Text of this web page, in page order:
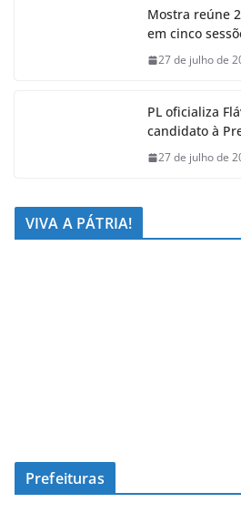
Mostra reúne
em cinco
27 de julho de
PL oficializa
candidato à
27 de julho de
VIVA A PÁTRIA!
Prefeituras